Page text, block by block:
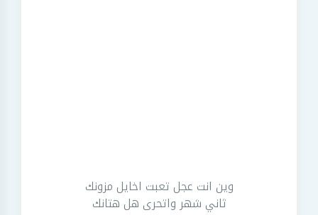
وين انت عجل تعبت اخايل مزونك
ثاني شهر واتحرى هل هتانك